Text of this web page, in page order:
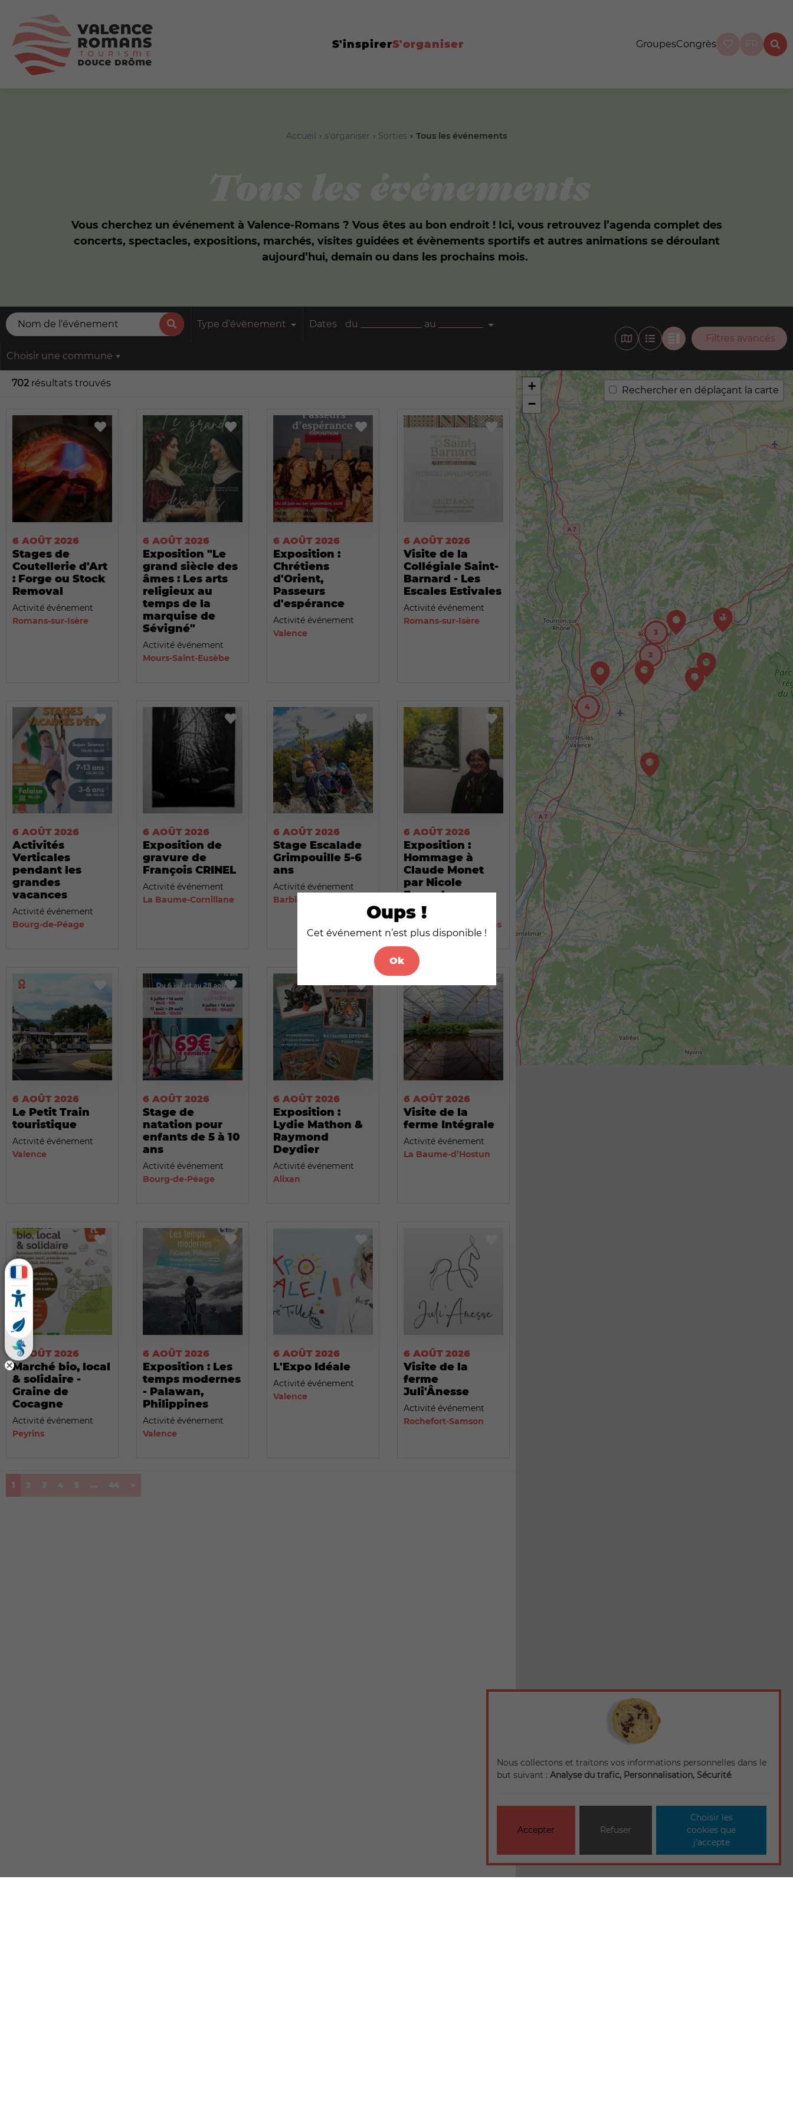
S'inspirerS'organiser GroupesCongrès
Oups !
Cet événement n’est plus disponible !
Ok
Accueil s'organiser Sorties Tous les événements
Vous cherchez un événement à Valence-Romans ? Vous êtes au bon endroit ! Ici, vous retrouvez l’agenda complet des
concerts, spectacles, expositions, marchés, visites guidées et évènements sportifs et autres animations se déroulant
aujourd’hui, demain ou dans les prochains mois.
Type d’évènement Dates
Choisir une commune
Filtres avancés
702 résultats trouvés
6 AOÛT 2026
Stages de
Coutellerie d'Art
: Forge ou Stock
Removal
Activité événement
Romans-sur-Isère
6 AOÛT 2026
Exposition "Le
grand siècle des
âmes : Les arts
religieux au
temps de la
marquise de
Sévigné"
Activité événement
Mours-Saint-Eusèbe
6 AOÛT 2026
Exposition :
Chrétiens
d'Orient,
Passeurs
d'espérance
Activité événement
Valence
6 AOÛT 2026
Visite de la
Collégiale Saint-
Barnard - Les
Escales Estivales
Activité événement
Romans-sur-Isère
6 AOÛT 2026
Activités
Verticales
pendant les
grandes
vacances
Activité événement
Bourg-de-Péage
6 AOÛT 2026
Exposition de
gravure de
François CRINEL
Activité événement
La Baume-Cornillane
6 AOÛT 2026
Stage Escalade
Grimpouille 5-6
ans
Activité événement
Barbières
6 AOÛT 2026
Exposition :
Hommage à
Claude Monet
par Nicole
Eynard
Activité événement
Saint-Paul-lès-Romans
6 AOÛT 2026
Le Petit Train
touristique
Activité événement
Valence
6 AOÛT 2026
Stage de
natation pour
enfants de 5 à 10
ans
Activité événement
Bourg-de-Péage
6 AOÛT 2026
Exposition :
Lydie Mathon &
Raymond
Deydier
Activité événement
Alixan
6 AOÛT 2026
Visite de la
ferme Intégrale
Activité événement
La Baume-d’Hostun
6 AOÛT 2026
Marché bio, local
& solidaire -
Graine de
Cocagne
Activité événement
Peyrins
6 AOÛT 2026
Exposition : Les
temps modernes
- Palawan,
Philippines
Activité événement
Valence
6 AOÛT 2026
L'Expo Idéale
Activité événement
Valence
6 AOÛT 2026
Visite de la
ferme
Juli'Ânesse
Activité événement
Rochefort-Samson
1(current)
Rechercher en déplaçant la carte
4
2
3
+
−
Nous collectons et traitons vos informations personnelles dans le
but suivant : Analyse du trafic, Personnalisation, Sécurité.
Accepter Refuser
Choisir les
cookies que
j'accepte